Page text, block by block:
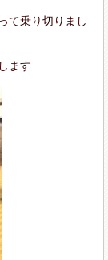
て乗り切りまし
ます